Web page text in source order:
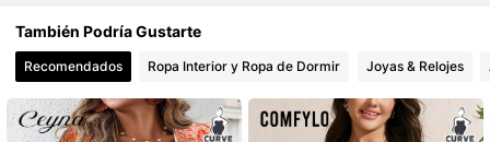
4,86
4,86 1M Seguidores
También Podría Gustarte
Recomendados Ropa Interior y Ropa de Dormir Joyas & Relojes